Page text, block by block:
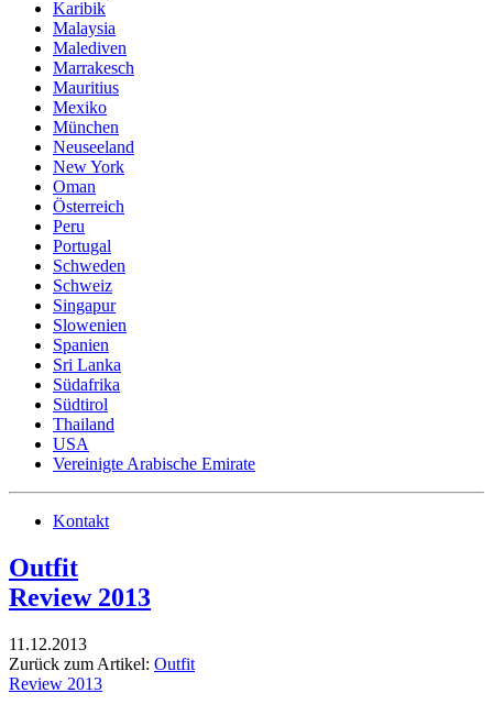
Karibik
Malaysia
Malediven
Marrakesch
Mauritius
Mexiko
München
Neuseeland
New York
Oman
Österreich
Peru
Portugal
Schweden
Schweiz
Singapur
Slowenien
Spanien
Sri Lanka
Südafrika
Südtirol
Thailand
USA
Vereinigte Arabische Emirate
Kontakt
Outfit
Review 2013
11.12.2013
Zurück zum Artikel: Outfit
Review 2013